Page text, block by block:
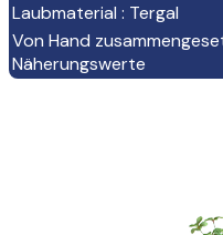
Laubmaterial : Tergal
Von Hand
Näherungswerte